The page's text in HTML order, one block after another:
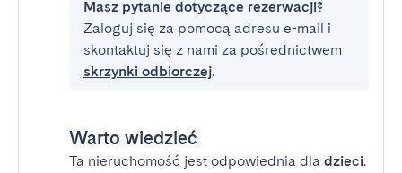
Masz pytanie dotyczące rezerwacji?
Zaloguj się za pomocą adresu e-mail i
skontaktuj się z nami za pośrednictwem
skrzynki odbiorczej.
Warto wiedzieć
Ta nieruchomość jest odpowiednia dla dzieci.